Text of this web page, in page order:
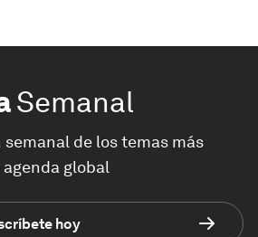
Semanal
de los temas más
global
hoy